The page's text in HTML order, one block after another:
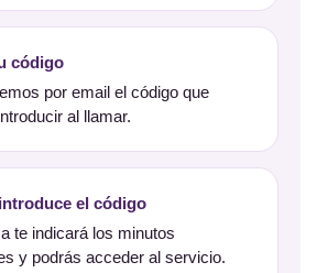
código
por email el código que
al llamar.
el código
te indicará los minutos
y podrás acceder al servicio.